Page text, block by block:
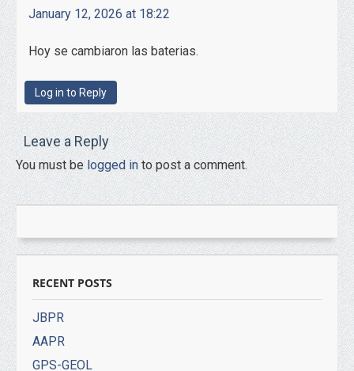
January 12, 2026 at 18:22
Hoy se cambiaron las baterias.
Log in to Reply
Leave a Reply
You must belogged into post a comment.
RECENT POSTS
JBPR
AAPR
GPS-GEOL